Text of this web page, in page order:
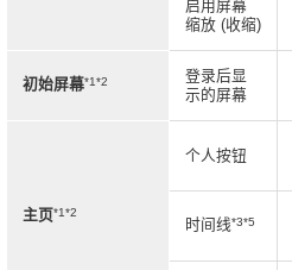
启用屏幕
缩放 (收缩)
初始屏幕*1*2
登录后显
示的屏幕
主页*1*2
个人按钮
时间线*3*5